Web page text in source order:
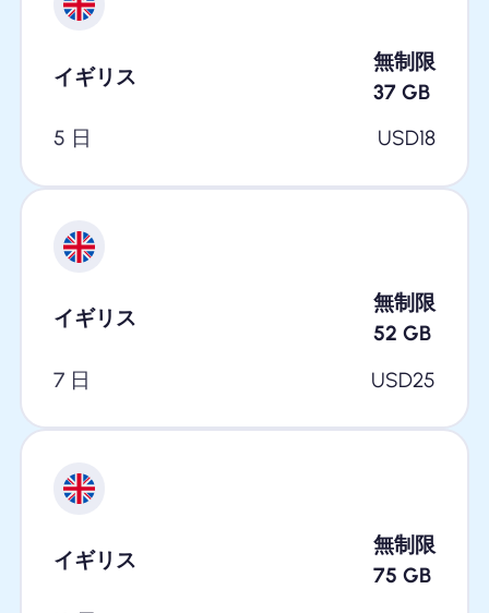
イギリス
無制限
37 GB
5 日
USD18
イギリス
無制限
52 GB
7 日
USD25
イギリス
無制限
75 GB